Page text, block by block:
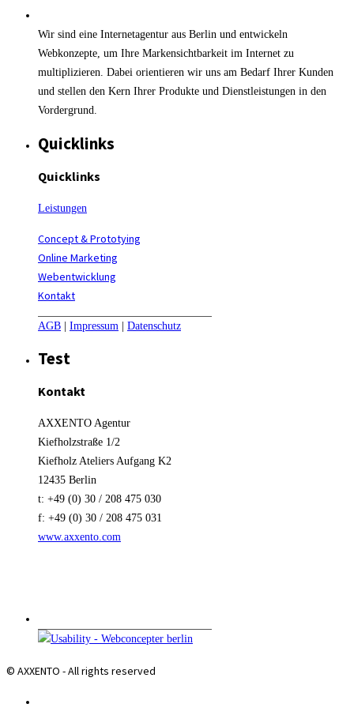
Wir sind eine Internetagentur aus Berlin und entwickeln
Webkonzepte, um Ihre Markensichtbarkeit im Internet zu
multiplizieren. Dabei orientieren wir uns am Bedarf Ihrer Kunden
und stellen den Kern Ihrer Produkte und Dienstleistungen in den
Vordergrund.
Quicklinks
Quicklinks
Leistungen
Concept & Prototying
Online Marketing
Webentwicklung
Kontakt
AGB | Impressum | Datenschutz
Test
Kontakt
AXXENTO Agentur
Kiefholzstraße 1/2
Kiefholz Ateliers Aufgang K2
12435 Berlin
t: +49 (0) 30 / 208 475 030
f: +49 (0) 30 / 208 475 031
www.axxento.com
© AXXENTO - All rights reserved